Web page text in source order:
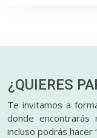
¿QUIERES
Te invitamos a
donde encontrarás
incluso podrás hacer